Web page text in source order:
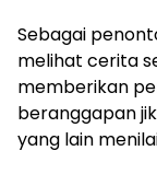
Sebagai
melihat cerita
memberikan
beranggapan
yang lain